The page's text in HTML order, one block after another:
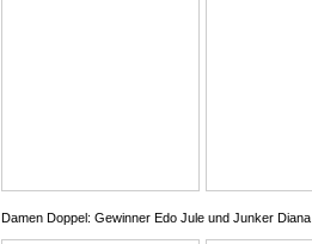
Damen Doppel: Gewinner Edo Jule und Junker Diana